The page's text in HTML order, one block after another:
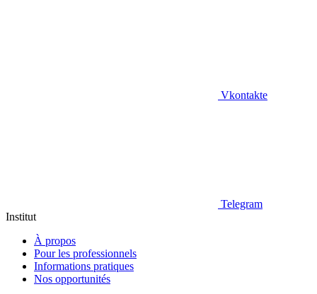
Vkontakte
Telegram
Institut
À propos
Pour les professionnels
Informations pratiques
Nos opportunités